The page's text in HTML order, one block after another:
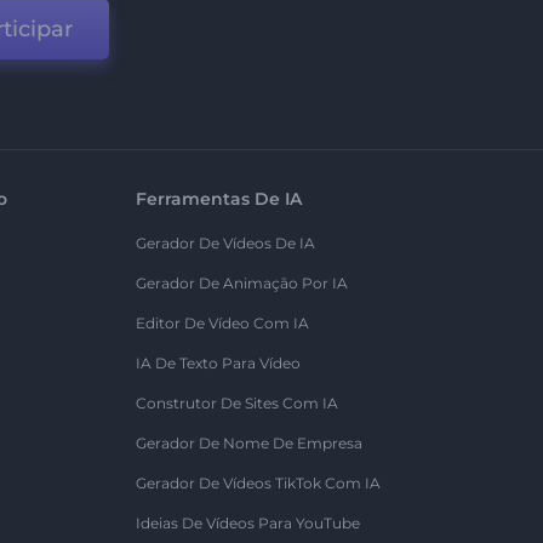
Ferramentas De IA
Gerador De Vídeos De IA
Gerador De Animação Por IA
Editor De Vídeo Com IA
IA De Texto Para Vídeo
Construtor De Sites Com IA
Gerador De Nome De Empresa
Gerador De Vídeos TikTok Com IA
Ideias De Vídeos Para YouTube